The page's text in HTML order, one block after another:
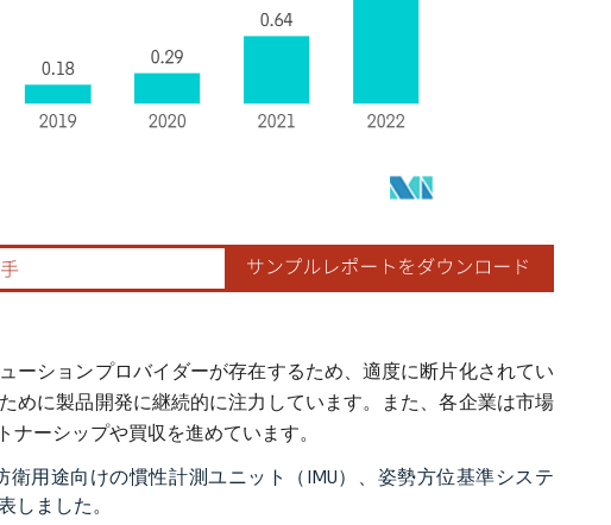
ーションプロバイダーが存在するため、適度に断片化されてい
めに製品開発に継続的に注力しています。また、各企業は市場
ーシップや買収を進めています。
衛用途向けの慣性計測ユニット（IMU）、姿勢方位基準システ
しました。